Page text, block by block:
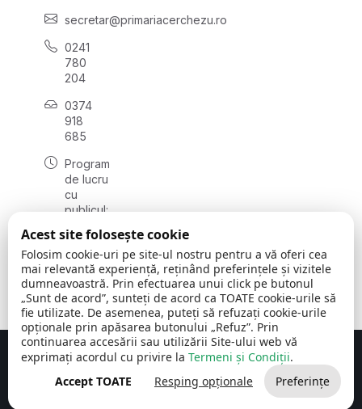
secretar@primariacerchezu.ro
0241
780
204
0374
918
685
Program
de lucru
cu
publicul:
08:00 -
16:30
, vineri:
08:00 -
14:00
Comuna Cerchezu © 2026Toate drepturile rezervate
Concept realizat de Big Media Relații Publice SRL
Acest site folosește cookie
Folosim cookie-uri pe site-ul nostru pentru a vă oferi cea
mai relevantă experiență, reținând preferințele și vizitele
dumneavoastră. Prin efectuarea unui click pe butonul
„Sunt de acord”, sunteți de acord ca TOATE cookie-urile să
fie utilizate. De asemenea, puteți să refuzați cookie-urile
opționale prin apăsarea butonului „Refuz”. Prin
continuarea accesării sau utilizării Site-ului web vă
exprimați acordul cu privire la Termeni și Condiții.
Accept TOATE
Resping opționale Preferințe